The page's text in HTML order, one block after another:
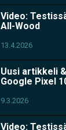
Video:
All-Wood
13.4.2026
Uusi artikkeli
Google Pixel
9.3.2026
Video: